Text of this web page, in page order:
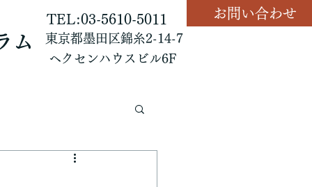
ム
TEL:03-5610-5011
東京都墨田区錦糸2-14-7
ヘクセンハウスビル6F
お問い合わせ